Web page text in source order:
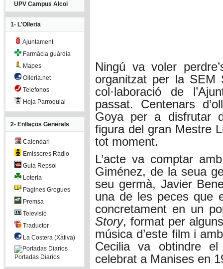
UPV Campus Alcoi
1- L'Olleria
Ajuntament
Farmàcia guàrdia
Mapes
Olleria.net
Telefonos
Hoja Parroquial
2- Enllaços Generals
Calendari
Emissores Ràdio
Guia Repsol
Loteria
Pagines Grogues
Premsa
Televisiò
Traductor
La Costera (Xàtiva)
Portadas Diarios
Ningú va voler
organitzat per la SEM
col·laboració de
passat. Centenars
Goya per a disfrutar
figura del gran Mestre
tot moment.
L’acte va comptar
Giménez, de la seua
seu germà, Javier
una de les peces que
concretament en un
Story, format per
música d’este film i
Cecilia va obtindre
celebrat a Manises en